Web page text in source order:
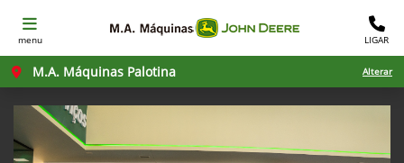
menu LIGAR
M.A. Máquinas Palotina Alterar